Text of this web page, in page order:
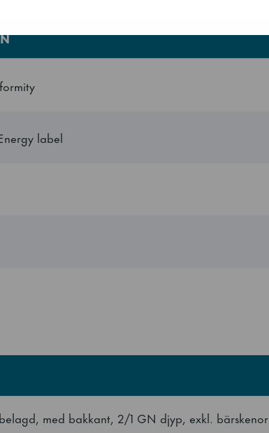
920 mm
4
label
med bakkant, 2/1 GN djyp, exkl. bärskenor